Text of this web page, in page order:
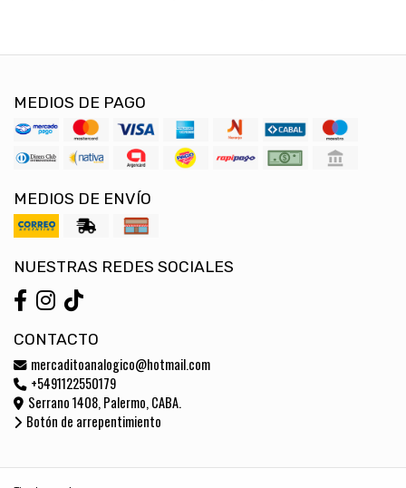
MEDIOS DE PAGO
MEDIOS DE ENVÍO
NUESTRAS REDES SOCIALES
CONTACTO
mercaditoanalogico@hotmail.com
+5491122550179
Serrano 1408, Palermo, CABA.
Botón de arrepentimiento